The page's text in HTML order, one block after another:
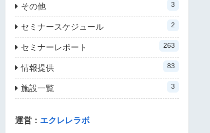
その他 3
セミナースケジュール 2
セミナーレポート 263
情報提供 83
施設一覧 3
運営： エクレレラボ